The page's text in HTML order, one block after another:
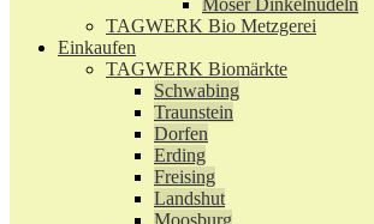
Moser Dinkelnudeln
TAGWERK Bio Metzgerei
Einkaufen
TAGWERK Biomärkte
Schwabing
Traunstein
Dorfen
Erding
Freising
Landshut
Moosburg